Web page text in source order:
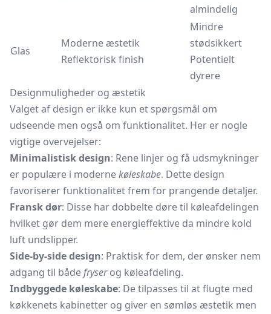
almindelig
Glas
Moderne æstetik
Reflektorisk finish
Mindre
stødsikkert
Potentielt
dyrere
Designmuligheder og æstetik
Valget af design er ikke kun et spørgsmål om
udseende men også om funktionalitet. Her er nogle
vigtige overvejelser:
Minimalistisk design: Rene linjer og få udsmykninger
er populære i modernekøleskabe. Dette design
favoriserer funktionalitet frem for prangende detaljer.
Fransk dør: Disse har dobbelte døre til køleafdelingen
hvilket gør dem mere energieffektive da mindre kold
luft undslipper.
Side-by-side design: Praktisk for dem, der ønsker nem
adgang til bådefryserog køleafdeling.
Indbyggede køleskabe: De tilpasses til at flugte med
køkkenets kabinetter og giver en sømløs æstetik men